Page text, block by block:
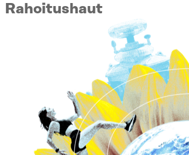
Rahoitushaut